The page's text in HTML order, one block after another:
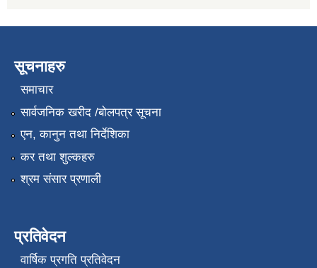
सूचनाहरु
समाचार
सार्वजनिक खरीद /बोलपत्र सूचना
एन, कानुन तथा निर्देशिका
कर तथा शुल्कहरु
श्रम संसार प्रणाली
प्रतिवेदन
वार्षिक प्रगति प्रतिवेदन